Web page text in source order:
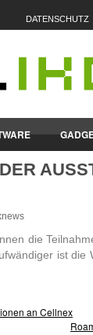
DATENSCHUTZ
PCS
die
ist die
an Cellnex